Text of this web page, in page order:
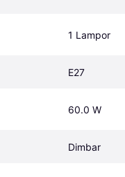
1 Lampor
E27
60.0 W
Dimbar